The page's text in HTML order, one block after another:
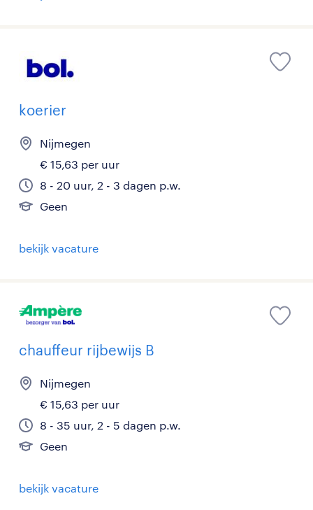
koerier
Nijmegen
€ 15,63 per uur
8 - 20 uur, 2 - 3 dagen p.w.
Geen
bekijk vacature
chauffeur rijbewijs B
Nijmegen
€ 15,63 per uur
8 - 35 uur, 2 - 5 dagen p.w.
Geen
bekijk vacature